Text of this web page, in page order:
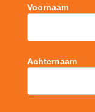
Voornaam
Achternaam